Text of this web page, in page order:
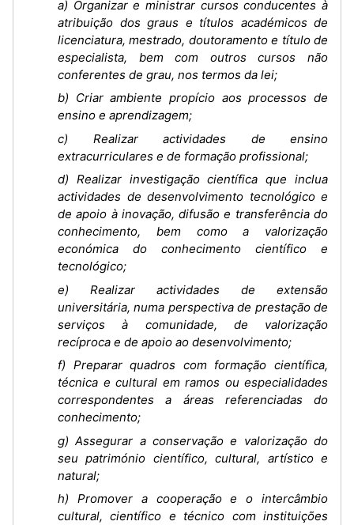
a) Organizar e ministrar cursos conducentes à
atribuição dos graus e títulos académicos de
licenciatura, mestrado, doutoramento e título de
especialista, bem com outros cursos não
conferentes de grau, nos termos da lei;
b) Criar ambiente propício aos processos de
ensino e aprendizagem;
c) Realizar actividades de ensino
extracurriculares e de formação profissional;
d) Realizar investigação científica que inclua
actividades de desenvolvimento tecnológico e
de apoio à inovação, difusão e transferência do
conhecimento, bem como a valorização
económica do conhecimento científico e
tecnológico;
e) Realizar actividades de extensão
universitária, numa perspectiva de prestação de
serviços à comunidade, de valorização
recíproca e de apoio ao desenvolvimento;
f) Preparar quadros com formação científica,
técnica e cultural em ramos ou especialidades
correspondentes a áreas referenciadas do
conhecimento;
g) Assegurar a conservação e valorização do
seu património científico, cultural, artístico e
natural;
h) Promover a cooperação e o intercâmbio
cultural, científico e técnico com instituições